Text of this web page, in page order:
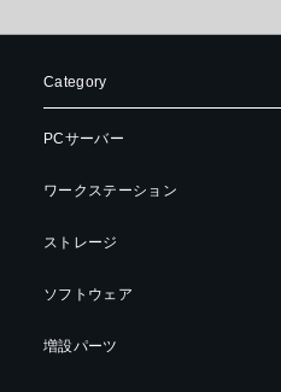
Category
PCサーバー
ワークステーション
ストレージ
ソフトウェア
増設パーツ